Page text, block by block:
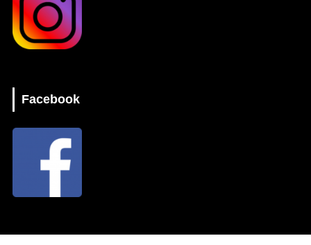
Facebook